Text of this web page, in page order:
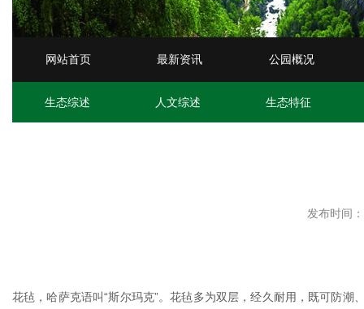
网站首页 最新资讯 公园概况
生态综述 人文综述 生态特征
发布时间
花毡，哈萨克语叫“斯尔玛克”。花毡多为双层，经久耐用，既可防